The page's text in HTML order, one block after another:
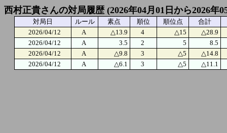
西村正貴さんの対局履歴 (2026年04月01日から2026年
対局日 ルール 素点 順位 順位点
合計
2026/04/12
A △13.9 4 △15
△28.9
2026/04/12
A 3.5 2 5
8.5
2026/04/12
A △9.8 3 △5
△14.8
2026/04/12
A △6.1 3 △5 △11.1